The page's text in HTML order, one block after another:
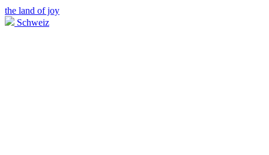
the land of joy
Schweiz